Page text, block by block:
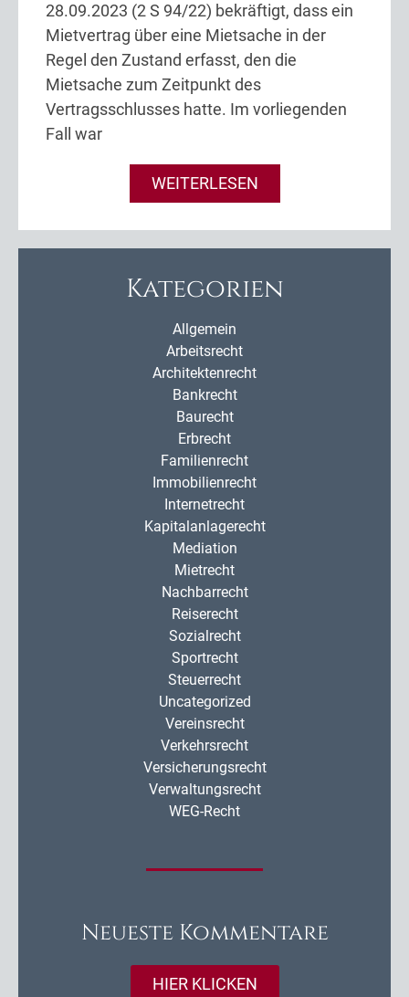
28.09.2023 (2 S 94/22) bekräftigt, dass ein
Mietvertrag über eine Mietsache in der
Regel den Zustand erfasst, den die
Mietsache zum Zeitpunkt des
Vertragsschlusses hatte. Im vorliegenden
Fall war
WEITERLESEN
Kategorien
Allgemein
Arbeitsrecht
Architektenrecht
Bankrecht
Baurecht
Erbrecht
Familienrecht
Immobilienrecht
Internetrecht
Kapitalanlagerecht
Mediation
Mietrecht
Nachbarrecht
Reiserecht
Sozialrecht
Sportrecht
Steuerrecht
Uncategorized
Vereinsrecht
Verkehrsrecht
Versicherungsrecht
Verwaltungsrecht
WEG-Recht
Neueste Kommentare
HIER KLICKEN